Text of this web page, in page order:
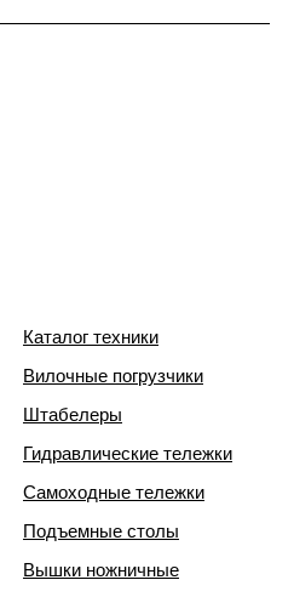
Каталог техники
Вилочные погрузчики
Штабелеры
Гидравлические тележки
Самоходные тележки
Подъемные столы
Вышки ножничные